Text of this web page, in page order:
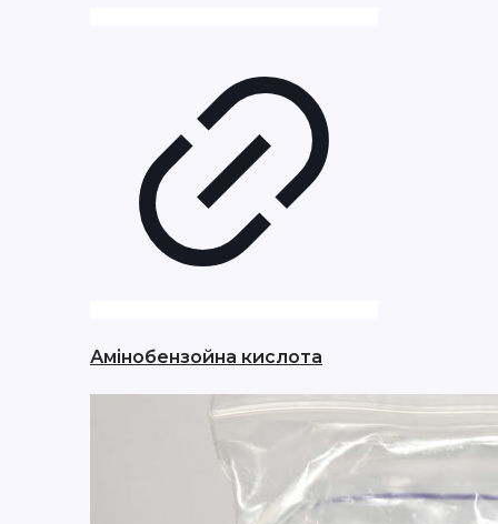
Амінобензойна кислота